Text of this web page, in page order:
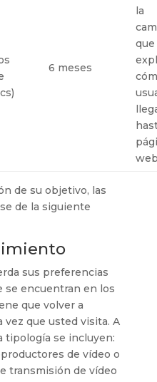
6 meses
la
que
de su objetivo, las
de la siguiente
sus preferencias
se encuentran en los
que volver a
vez que usted visita. A
tipología se incluyen:
de vídeo o
transmisión de vídeo